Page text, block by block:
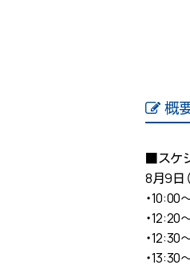
概
■スケ
8月9日
・
・
・
・